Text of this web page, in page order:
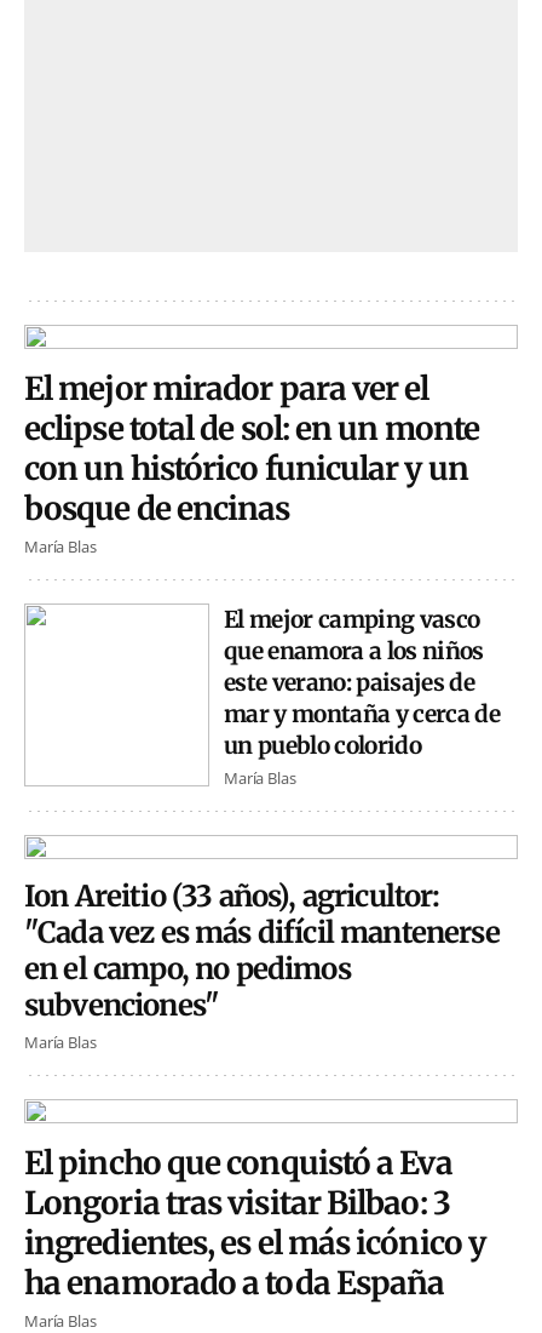
El mejor mirador para ver el
eclipse total de sol: en un monte
con un histórico funicular y un
bosque de encinas
María Blas
El mejor camping vasco
que enamora a los niños
este verano: paisajes de
mar y montaña y cerca de
un pueblo colorido
María Blas
Ion Areitio (33 años), agricultor:
"Cada vez es más difícil mantenerse
en el campo, no pedimos
subvenciones"
María Blas
El pincho que conquistó a Eva
Longoria tras visitar Bilbao: 3
ingredientes, es el más icónico y
ha enamorado a toda España
María Blas